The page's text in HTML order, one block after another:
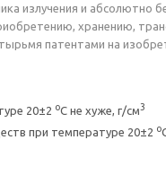
излучения и абсолютно
хранению,
патентами на
20±2 оС не хуже, г/см3
при температуре 20±2 о